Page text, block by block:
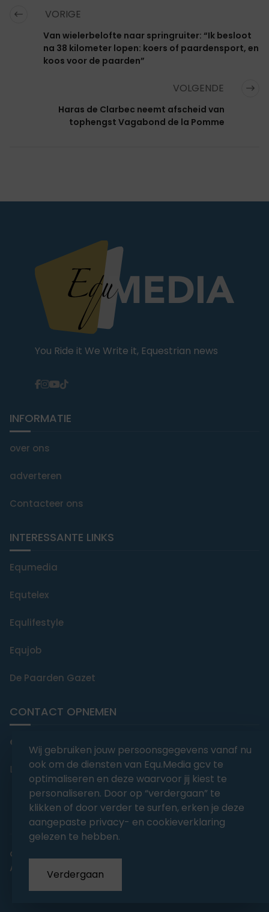
VORIGE
Van wielerbelofte naar springruiter: “Ik besloot
na 38 kilometer lopen: koers of paardensport, en
koos voor de paarden”
VOLGENDE
Haras de Clarbec neemt afscheid van
tophengst Vagabond de la Pomme
You Ride it We Write it, Equestrian news
INFORMATIE
over ons
adverteren
Contacteer ons
INTERESSANTE LINKS
Equmedia
Equtelex
Equlifestyle
Equjob
De Paarden Gazet
CONTACT OPNEMEN
editorial@equmedia.be
Langendamdreef 22 9880 Aalter België
Copyrights 2026EQU.MEDIA BV
abonnementsvoorwaarden
Algemene voorwaarden
Wij gebruiken jouw persoonsgegevens vanaf nu
ook om de diensten van Equ.Media gcv te
optimaliseren en deze waarvoor jij kiest te
personaliseren. Door op “verdergaan” te
klikken of door verder te surfen, erken je deze
aangepaste privacy- en cookieverklaring
gelezen te hebben.
Verdergaan